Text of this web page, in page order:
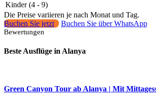
Kinder (4 - 9)
Die Preise variieren je nach Monat und Tag.
Buchen Sie jetzt
Buchen Sie über WhatsApp
Bewertungen
Beste Ausflüge in Alanya
Green Canyon Tour ab Alanya | Mit